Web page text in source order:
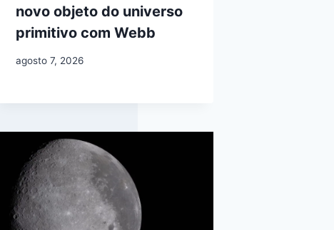
novo objeto do universo
primitivo com Webb
agosto 7, 2026